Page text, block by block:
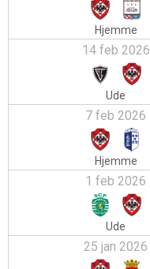
Hjemme
14 feb 2026
Ude
7 feb 2026
Hjemme
1 feb 2026
Ude
25 jan 2026